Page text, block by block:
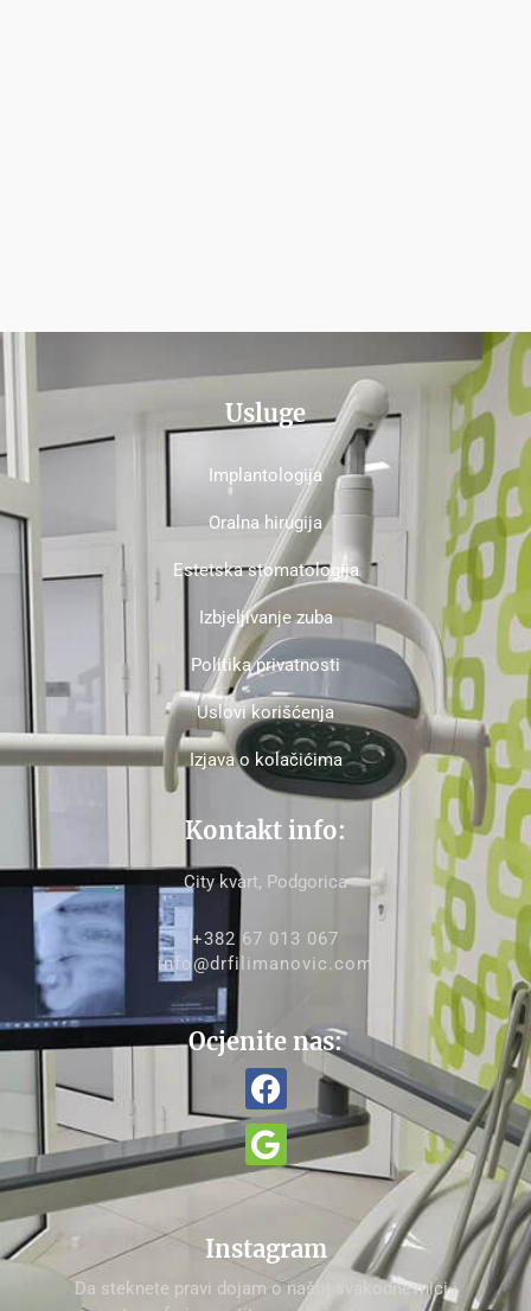
Usluge
Implantologija
Oralna hirugija
Estetska stomatologija
Izbjeljivanje zuba
Politika privatnosti
Uslovi korišćenja
Izjava o kolačićima
Kontakt info:
City kvart, Podgorica
+382 67 013 067
info@drfilimanovic.com
Ocjenite nas:
Instagram
Da steknete pravi dojam o našoj svakodnevnici i